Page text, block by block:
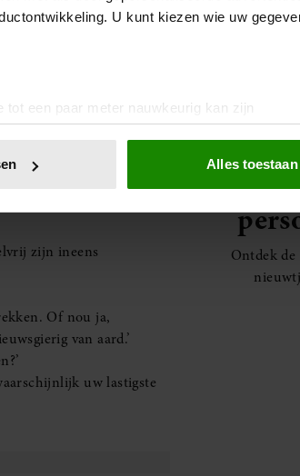
U kunt kiezen wie uw
tot een paar meter nauwkeurig kan zijn
eigenschappen (fingerprinting)
om functies voor social media te bieden
gebruik van onze site met onze partners voor
combineren met andere informatie die
hun services. U gaat akkoord met onze
Alles toestaan
Rustiger, maar niet
geen nieuwbouw waar
van mijn borst.
Omdat Deur & Dam
Ontdek